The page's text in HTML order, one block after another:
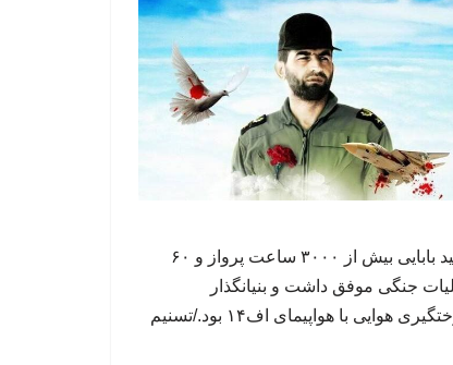
شهید بابایی بیش از ۳۰۰۰ ساعت پرواز و ۶۰
جنگی موفق داشت و بنیانگذار
هوایی با هواپیمای اف۱۴ بود./تسنیم